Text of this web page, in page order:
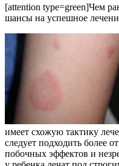
[attention type=green]Чем
шансы на успешное
имеет схожую тактику
следует подходить более
побочных эффектов и